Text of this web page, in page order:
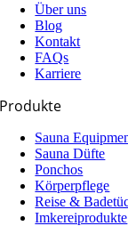
Über uns
Blog
Kontakt
FAQs
Karriere
Produkte
Sauna
Sauna Düfte
Ponchos
Körperpflege
Reise &
Imkereiprodukte